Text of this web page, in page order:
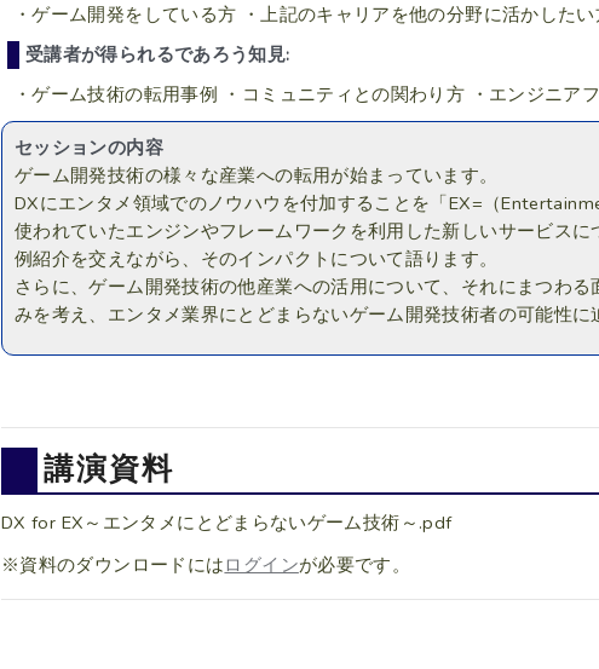
・ゲーム開発をしている方 ・上記のキャリアを他の分野に活かした
受講者が得られるであろう知見:
・ゲーム技術の転用事例 ・コミュニティとの関わり方 ・エンジニア
セッションの内容
ゲーム開発技術の様々な産業への転用が始まっています。
DXにエンタメ領域でのノウハウを付加することを「EX=（
使われていたエンジンやフレームワークを利用した新しいサービス
例紹介を交えながら、そのインパクトについて語ります。
さらに、ゲーム開発技術の他産業への活用について、それにまつわ
みを考え、エンタメ業界にとどまらないゲーム開発技術者の可能性に
講演資料
DX for EX～エンタメにとどまらないゲーム技術～.pdf
※資料のダウンロードには ログインが必要です。